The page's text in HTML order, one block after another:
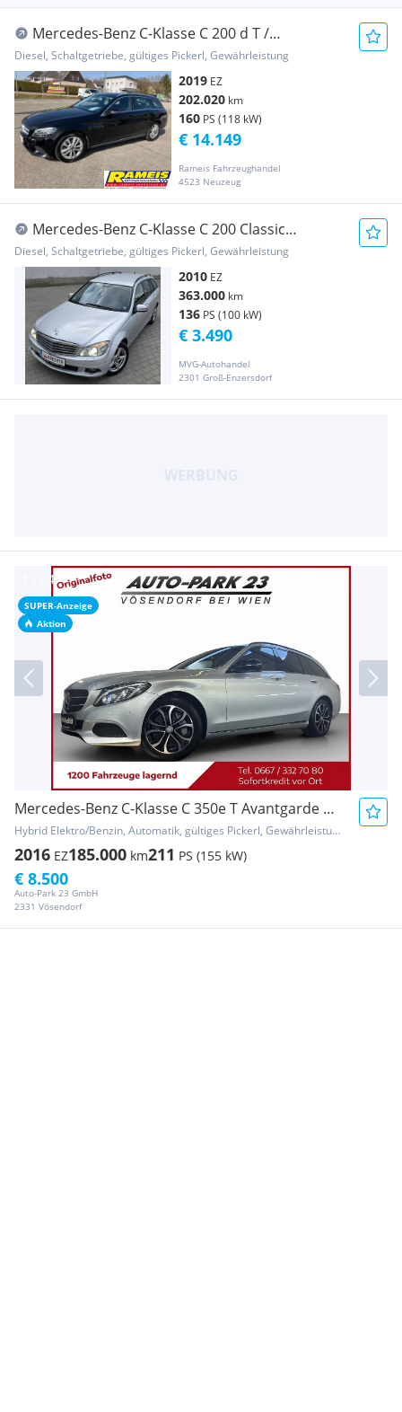
Mercedes-Benz C-Klasse C 200 d T /
Lagerabverkauf / Winter Aktion
Diesel, Schaltgetriebe, gültiges Pickerl, Gewährleistung
2019 EZ
202.020 km
160 PS (118 kW)
Rameis Fahrzeughandel
4523 Neuzeug
€ 14.149
Mercedes-Benz C-Klasse C 200 Classic
BlueEfficiency CDI " FINANZIERUG ...
Diesel, Schaltgetriebe, gültiges Pickerl, Gewährleistung
2010 EZ
363.000 km
136 PS (100 kW)
MVG-Autohandel
2301 Groß-Enzersdorf
€ 3.490
SUPER-Anzeige
Aktion
Mercedes-Benz C-Klasse C 350e T Avantgarde Aut.*KAMERA*NAVI**MOD2017
Hybrid Elektro/Benzin, Automatik, gültiges Pickerl, Gewährleistung, Garantie
2016 EZ185.000 km211 PS (155 kW)
Auto-Park 23 GmbH
2331 Vösendorf
€ 8.500